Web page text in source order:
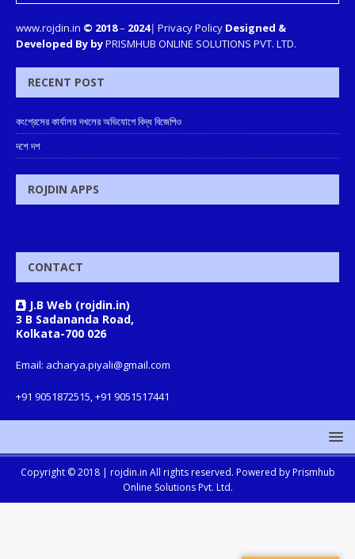
www.rojdin.in © 2018– 2024| Privacy Policy Designed &
Developed By byPRISMHUB ONLINE SOLUTIONS PVT. LTD.
RECENT POST
কংগ্রেসের কার্যালয় দখলের অভিযোগে বিদ্ধ বিজেপিও
দশে দশ
ROJDIN APPS
CONTACT
J.B Web (rojdin.in)
3 B Sadananda Road,
Kolkata-700 026
Email: acharya.piyali@gmail.com
+91 9051872515, +91 9051517441
Copyright © 2018 | rojdin.in All rights reserved. Powered by Prismhub
Online Solutions Pvt. Ltd.